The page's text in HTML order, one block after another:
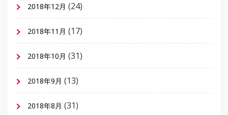
2018年12月 (24)
2018年11月 (17)
2018年10月 (31)
2018年9月 (13)
2018年8月 (31)